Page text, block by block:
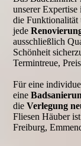
unserer
die
jede
ausschließlich
Schönheit
Termintreue,
Für eine
eine
dieVerlegung
Fliesen Häuber
Freiburg,